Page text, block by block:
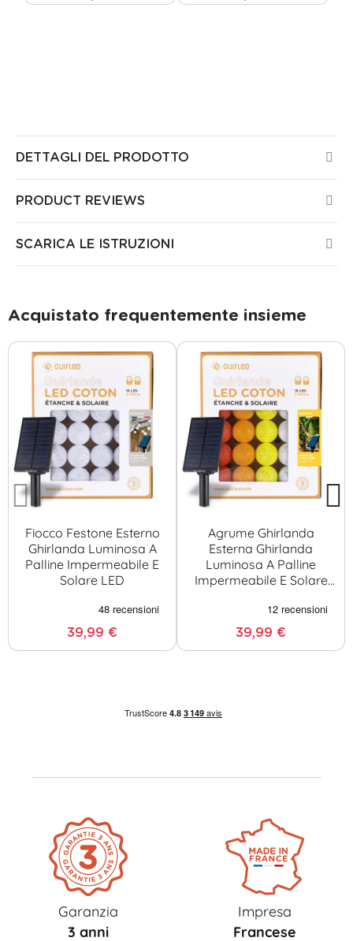
DETTAGLI DEL PRODOTTO
PRODUCT REVIEWS
SCARICA LE ISTRUZIONI
Acquistato frequentemente insieme
Fiocco Festone Esterno
Ghirlanda Luminosa A
Palline Impermeabile E
Solare LED
39,99 €
Agrume Ghirlanda
Esterna Ghirlanda
Luminosa A Palline
Impermeabile E Solare
39,99 €
Garanzia
3 anni
Impresa
Francese